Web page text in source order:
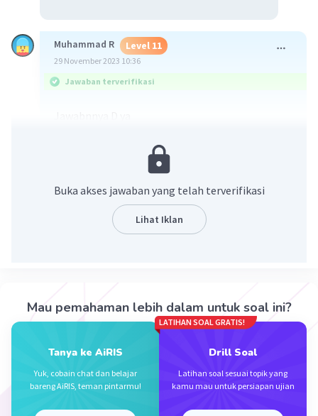
Muhammad R Level 11
29 November 2023 10:36
Jawaban terverifikasi
Beri Rating (1 Balas
Buka akses jawaban yang telah terverifikasi
Lihat Iklan
Mau pemahaman lebih dalam untuk soal ini?
Tanya ke AiRIS
Yuk, cobain chat dan belajar
bareng AiRIS, teman pintarmu!
LATIHAN SOAL GRATIS!
Drill Soal
Latihan soal sesuai topik yang
kamu mau untuk persiapan ujian